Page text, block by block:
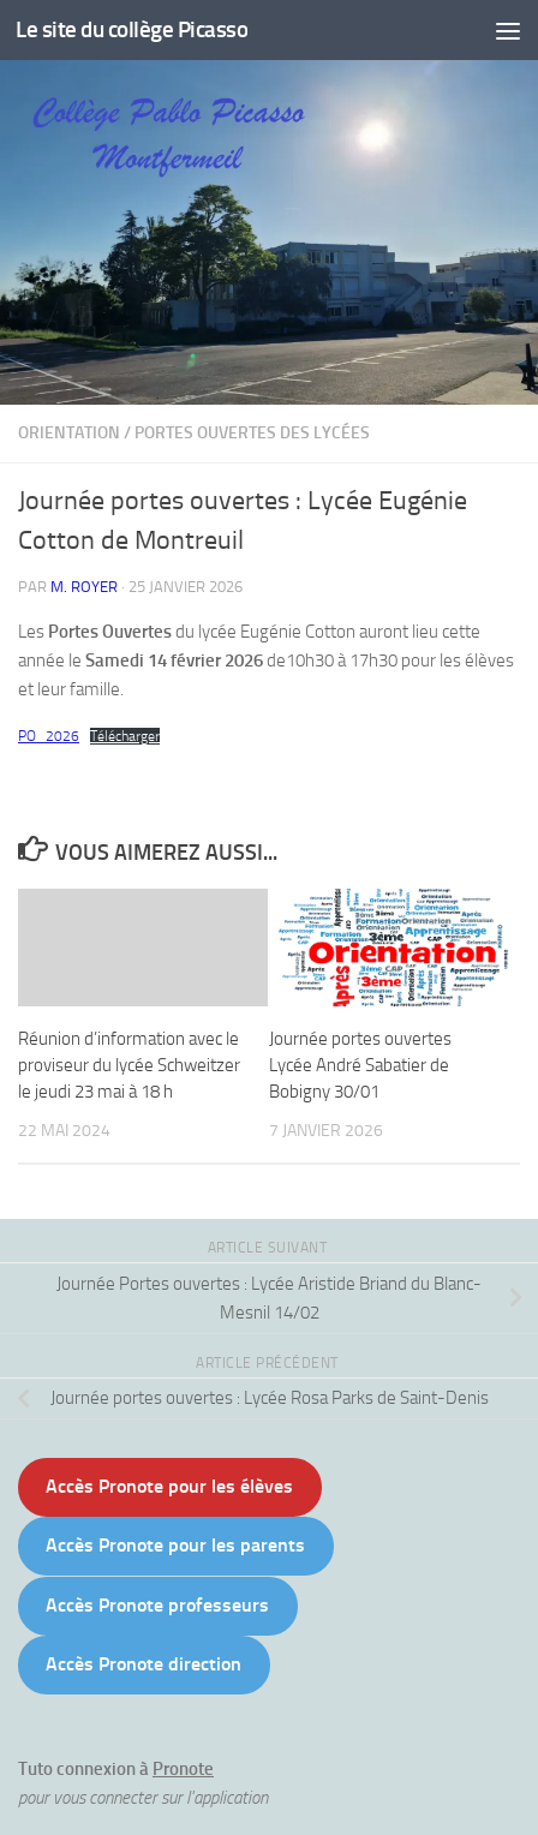
Skip to content
Le site du collège Picasso
ORIENTATION / PORTES OUVERTES DES LYCÉES
Journée portes ouvertes : Lycée Eugénie
Cotton de Montreuil
PAR M. ROYER · 25 JANVIER 2026
Les Portes Ouvertesdu lycée Eugénie Cotton auront lieu cette
année le Samedi 14 février 2026de10h30 à 17h30 pour les élèves
et leur famille.
PO_2026 Télécharger
VOUS AIMEREZ AUSSI...
Réunion d’information avec le
proviseur du lycée Schweitzer
le jeudi 23 mai à 18 h
22 MAI 2024
Journée portes ouvertes
Lycée André Sabatier de
Bobigny 30/01
7 JANVIER 2026
ARTICLE SUIVANT
Journée Portes ouvertes : Lycée Aristide Briand du Blanc-
Mesnil 14/02
ARTICLE PRÉCÉDENT
Journée portes ouvertes : Lycée Rosa Parks de Saint-Denis
Accès Pronote pour les élèves
Accès Pronote pour les parents
Accès Pronote professeurs
Accès Pronote direction
Tuto connexion à Pronote
pour vous connecter sur l'application